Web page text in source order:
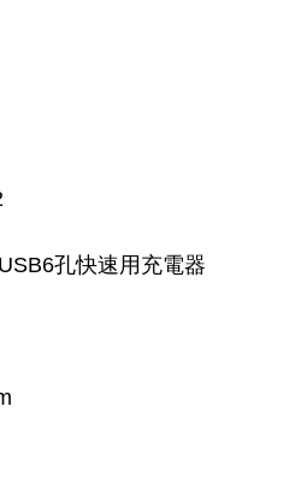
孔快速用充電器